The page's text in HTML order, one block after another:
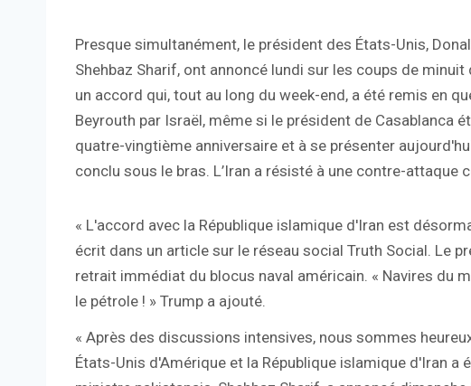
Presque simultanément, le président des États-Unis,
Shehbaz Sharif, ont annoncé lundi sur les coups de
un accord qui, tout au long du week-end, a été remis en
Beyrouth par Israël, même si le président de Casablanca
quatre-vingtième anniversaire et à se présenter
conclu sous le bras. L’Iran a résisté à une contre-attaque
« L'accord avec la République islamique d'Iran est
écrit dans un article sur le réseau social Truth Social. Le
retrait immédiat du blocus naval américain. « Navires du
le pétrole ! » Trump a ajouté.
« Après des discussions intensives, nous sommes
États-Unis d'Amérique et la République islamique d'Iran a